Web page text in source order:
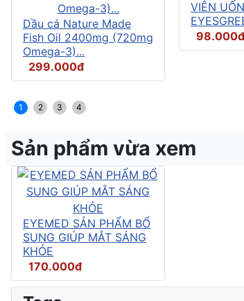
Dầu cá Nature Made
Fish Oil 2400mg (720mg
Omega-3)...
299.000đ
VIÊN
98.000đ
1 2 3 4
Sản phẩm vừa xem
EYEMED SẢN PHẨM BỔ
SUNG GIÚP MẮT SÁNG
KHỎE
170.000đ